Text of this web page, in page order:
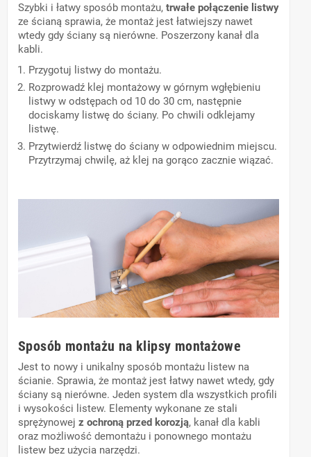
Szybki i łatwy sposób montażu, trwałe połączenie listwy
ze ścianą sprawia, że montaż jest łatwiejszy nawet
wtedy gdy ściany są nierówne. Poszerzony kanał dla
kabli.
Przygotuj listwy do montażu.
Rozprowadź klej montażowy w górnym wgłębieniu
listwy w odstępach od 10 do 30 cm, następnie
dociskamy listwę do ściany. Po chwili odklejamy
listwę.
Przytwierdź listwę do ściany w odpowiednim miejscu.
Przytrzymaj chwilę, aż klej na gorąco zacznie wiązać.
Sposób montażu na klipsy montażowe
Jest to nowy i unikalny sposób montażu listew na
ścianie. Sprawia, że montaż jest łatwy nawet wtedy, gdy
ściany są nierówne. Jeden system dla wszystkich profili
i wysokości listew. Elementy wykonane ze stali
sprężynowej z ochroną przed korozją, kanał dla kabli
oraz możliwość demontażu i ponownego montażu
listew bez użycia narzędzi.